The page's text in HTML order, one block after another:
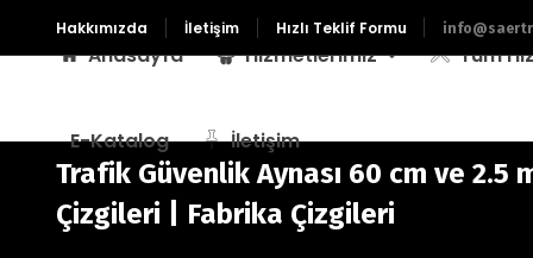
Hakkımızda İletişim Hızlı Teklif Formu
Anasayfa Hizmetlerimiz Tüm
E-Katalog İletişim
Trafik Güvenlik Aynası 60 cm ve
Çizgileri | Fabrika Çizgileri